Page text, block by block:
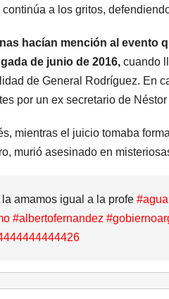
a los gritos,
hacían mención al evento
de junio de 2016, cuando
de General Rodríguez. En
por un ex secretario de
mientras el juicio tomaba
murió asesinado en
la amamos igual a la profe
#albertofernandez